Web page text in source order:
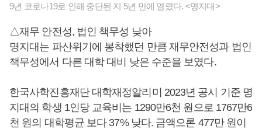
9년 코로나19로 인해 중단된 지 5년 만에 열렸다. <명지대>
△재무 안전성, 법인 책무성 낮아
명지대는 파산위기에 봉착했던 만큼 재무안전성과 법인
책무성에서 다른 대학 대비 낮은 수준을 보였다.
한국사학진흥재단 대학재정알리미 2023년 공시 기준 명
지대의 학생 1인당 교육비는 1290만6천 원으로 1767만6
천 원의 대학평균 보다 37% 낮다. 금액으론 477만 원이